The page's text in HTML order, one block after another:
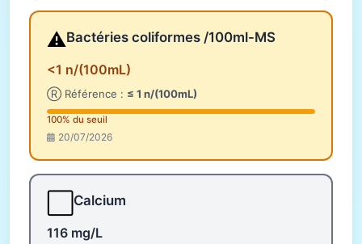
⚠️Bactéries coliformes /100ml-MS
<1 n/(100mL)
Ⓡ Référence : ≤ 1 n/(100mL)
100% du seuil
20/07/2026
Calcium
116 mg/L